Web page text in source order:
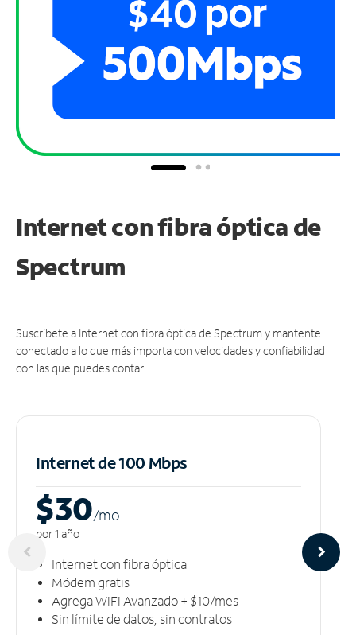
Internet con fibra óptica de
Spectrum
Suscríbete a Internet con fibra óptica de Spectrum y mantente
conectado a lo que más importa con velocidades y confiabilidad
con las que puedes contar.
Internet de 100 Mbps
$30/mo
por 1 año
Internet con fibra óptica
Módem gratis
Agrega WiFi Avanzado + $10/mes
Sin límite de datos, sin contratos